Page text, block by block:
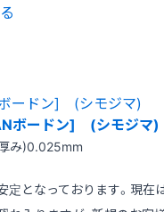
ボードン] (シモジマ)
み)0.025mm
定となっております。現在